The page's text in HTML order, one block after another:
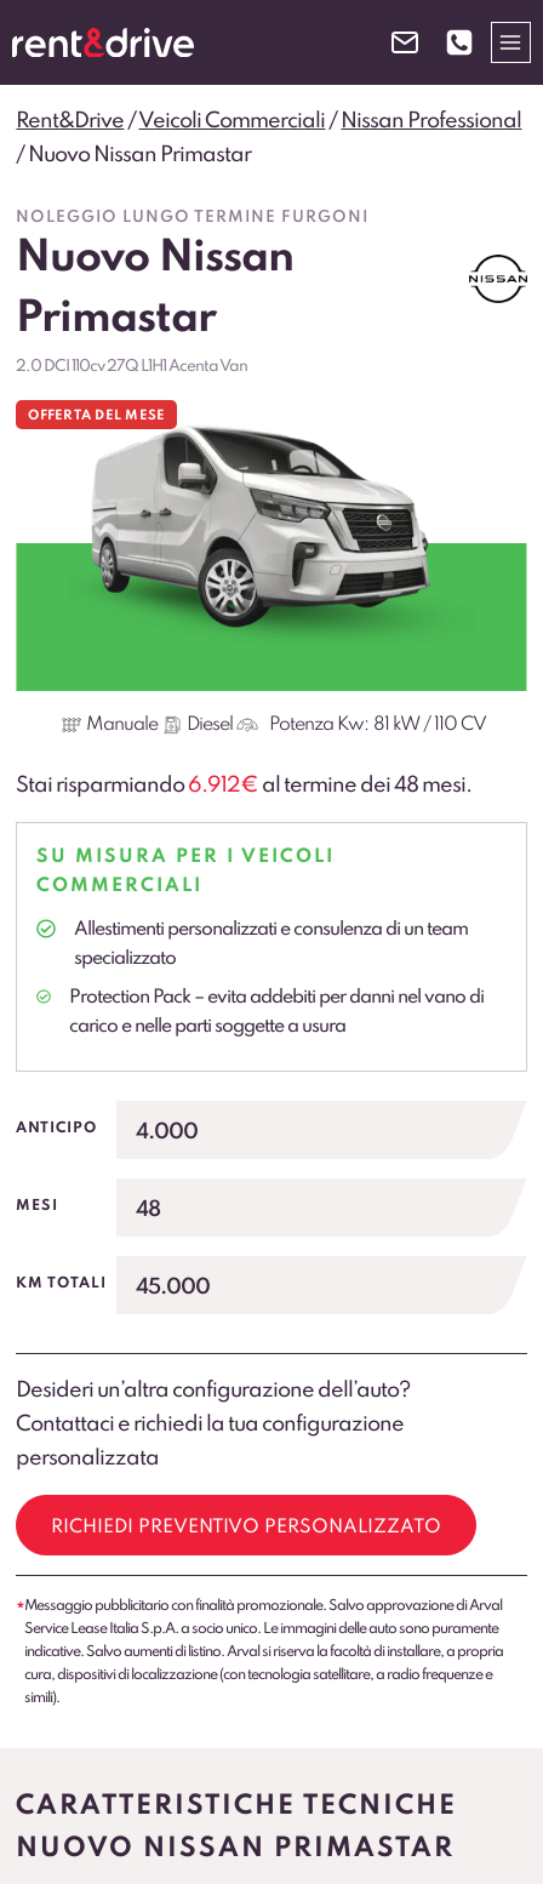
al
contenuto
Rent&Drive /Veicoli Commerciali / Nissan Professional
/ Nuovo Nissan Primastar
NOLEGGIO LUNGO TERMINE FURGONI
Nuovo Nissan
Primastar
2.0 DCI 110cv 27Q L1H1 Acenta Van
OFFERTA DEL MESE
Manuale Diesel Potenza Kw: 81 kW / 110 CV
Stai risparmiando6.912€ al termine dei 48 mesi.
SU MISURA PER I VEICOLI
COMMERCIALI
Allestimenti personalizzati e consulenza di un team
specializzato
Protection Pack – evita addebiti per danni nel vano di
carico e nelle parti soggette a usura
ANTICIPO 4.000
MESI 48
KM TOTALI 45.000
Desideri un’altra configurazione dell’auto?
Contattaci e richiedi la tua configurazione
personalizzata
RICHIEDI PREVENTIVO PERSONALIZZATO
*Messaggio pubblicitario con finalità promozionale. Salvo approvazione di Arval
Service Lease Italia S.p.A. a socio unico. Le immagini delle auto sono puramente
indicative. Salvo aumenti di listino. Arval si riserva la facoltà di installare, a propria
cura, dispositivi di localizzazione (con tecnologia satellitare, a radio frequenze e
simili).
CARATTERISTICHE TECNICHE
NUOVO NISSAN PRIMASTAR